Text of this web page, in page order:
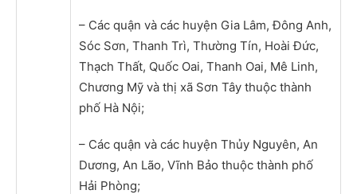
– Các quận và các huyện Gia Lâm, Đông Anh,
Sóc Sơn, Thanh Trì, Thường Tín, Hoài Đức,
Thạch Thất, Quốc Oai, Thanh Oai, Mê Linh,
Chương Mỹ và thị xã Sơn Tây thuộc thành
phố Hà Nội;
– Các quận và các huyện Thủy Nguyên, An
Dương, An Lão, Vĩnh Bảo thuộc thành phố
Hải Phòng;